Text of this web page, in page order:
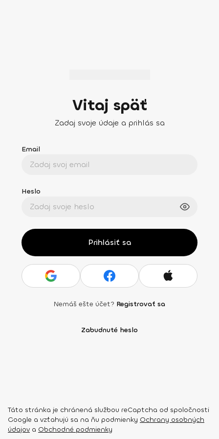
Vitaj späť
Zadaj svoje údaje a prihlás sa
Email
Heslo
Prihlásiť sa
Nemáš ešte účet? Registrovať sa
Zabudnuté heslo
Táto stránka je chránená službou reCaptcha od spoločnosti
Google a vzťahujú sa na ňu podmienky Ochrany osobných
údajov a Obchodné podmienky